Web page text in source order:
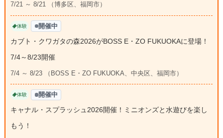
7/21 ～ 8/21 （博多区、福岡市）
体験 開催中
カブト・クワガタの森2026がBOSS E・ZO FUKUOKAに登場！
7/4～8/23開催
7/4 ～ 8/23 （BOSS E・ZO FUKUOKA、中央区、福岡市）
体験 開催中
キャナル・スプラッシュ2026開催！ミニオンズと水遊びを楽し
もう！